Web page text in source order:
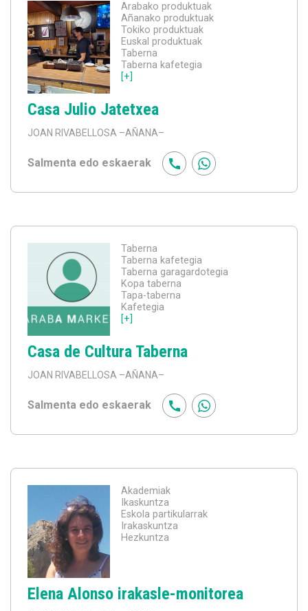
Arabako produktuak
Añanako produktuak
Tokiko produktuak
Euskal produktuak
Taberna
Taberna kafetegia
[+]
Casa Julio Jatetxea
JOAN RIVABELLOSA –AÑANA–
Salmenta edo eskaerak
Taberna
Taberna kafetegia
Taberna garagardotegia
Kopa taberna
Tapa-taberna
Kafetegia
[+]
Casa de Cultura Taberna
JOAN RIVABELLOSA –AÑANA–
Salmenta edo eskaerak
Akademiak
Ikaskuntza
Eskola partikularrak
Irakaskuntza
Hezkuntza
Elena Alonso irakasle-monitorea